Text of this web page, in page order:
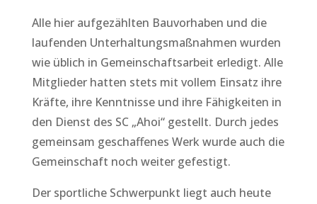
Alle hier aufgezählten Bauvorhaben und die
laufenden Unterhaltungsmaßnahmen wurden
wie üblich in Gemeinschaftsarbeit erledigt. Alle
Mitglieder hatten stets mit vollem Einsatz ihre
Kräfte, ihre Kenntnisse und ihre Fähigkeiten in
den Dienst des SC „Ahoi“ gestellt. Durch jedes
gemeinsam geschaffenes Werk wurde auch die
Gemeinschaft noch weiter gefestigt.
Der sportliche Schwerpunkt liegt auch heute